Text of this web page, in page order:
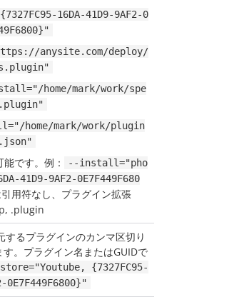
16DA-41D9-9AF2-0
anysite.com/deploy/
home/mark/work/spe
home/mark/work/plugin
です。例：
--install="pho
41D9-9AF2-0E7F449F680
用符なし、プラグイン拡張
.plugin
るプラグインのカンマ区切り
。プラグイン名またはGUIDで
{7327FC95-
0E7F449F6800}"